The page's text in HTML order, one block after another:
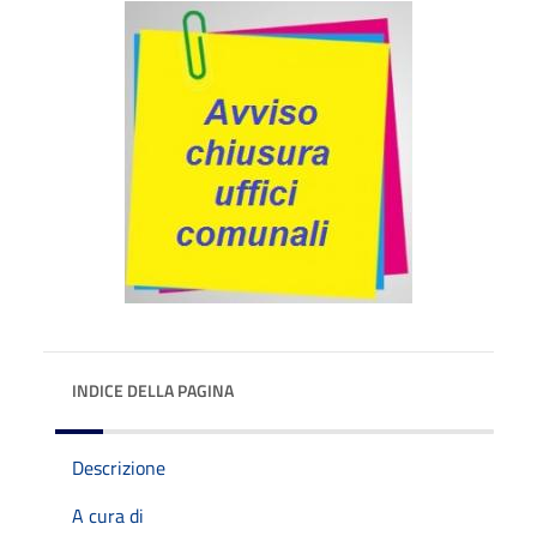
INDICE DELLA PAGINA
Descrizione
A cura di